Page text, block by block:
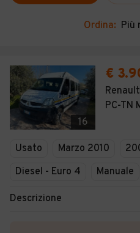
Auto Nuove
Noleggio a lungo
Moto
Camper
Veicoli Commerciali
Ordina: Più
16
€
PC-TN
Usato Marzo 2010
Diesel - Euro 4
Manuale
Descrizione